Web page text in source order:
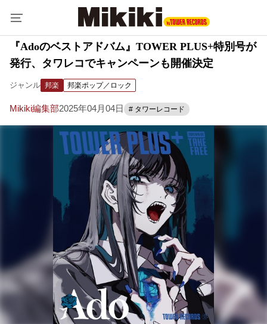
『Adoのベストアドバム』TOWER PLUS+特別号が
発行、タワレコでキャンペーンも開催決定
ジャンル 邦楽 邦楽ポップ／ロック
Mikiki編集部2025年04月04日 # タワーレコード